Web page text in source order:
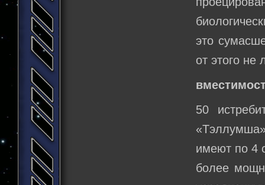
это
от этого не
50
имеют по 4
более